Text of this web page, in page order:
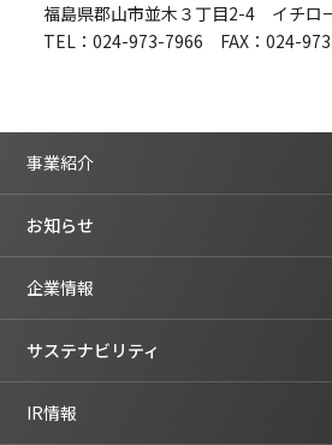
福島県郡山市並木３丁目2-4 イチロ
TEL：024-973-7966 FAX：024-
事業紹介
お知らせ
企業情報
サステナビリティ
IR情報